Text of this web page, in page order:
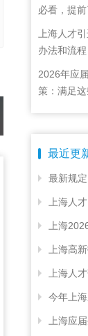
必看，提
求
上海人才
办法和流程
2026年应
策：满足
最近更
最新规
上海人
上海
上海高
上海人
今年上
上海应